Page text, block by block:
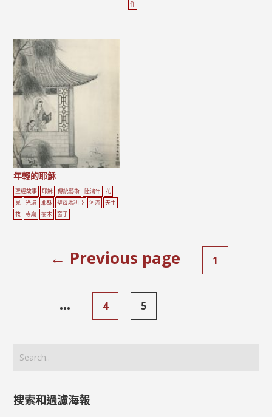
作
年輕的耶穌
聖經故事 耶穌 傳統藝術 陸鴻年
花
兒
光環 耶穌 聖母瑪利亞 河流
天主
教
寺廟 樹木 窗子
← Previous page 1
... 4 5
搜索和過濾海報